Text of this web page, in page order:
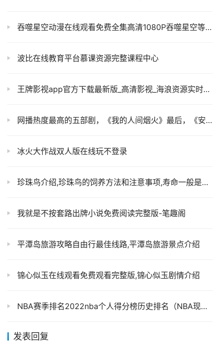
吞噬星空动漫在线观看免费全集高清1080P吞噬星空等级划分
波比在线教育平台慕课资源完整课程中心
王牌影视app官方下载最新版_高清影视_海浪资源实时更新！！
网播热度最高的五部剧，《我的人间烟火》最后，《安乐传》排第二
冰火大作战双人版在线玩不登录
珍珠鸟介绍,珍珠鸟的饲养方法和注意事项,寿命一般是多久
我就是不按套路出牌小说免费阅读完整版-笔趣阁
平潭岛旅游攻略自由行最佳线路,平潭岛旅游景点介绍
锦心似玉在线观看免费观看完整版,锦心似玉剧情介绍
NBA赛季排名2022nba个人得分榜历史排名（NBA现役得分榜）
发表回复